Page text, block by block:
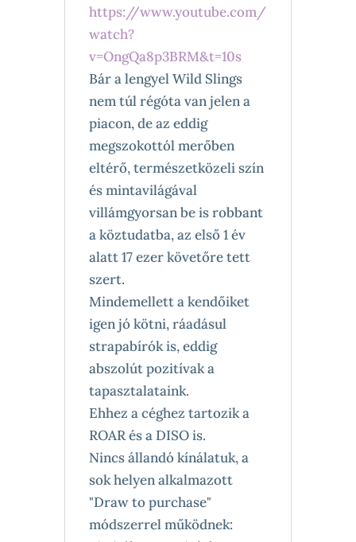
https://www.youtube.com/
watch?
v=OngQa8p3BRM&t=10s
Bár a lengyel Wild Slings
nem túl régóta van jelen a
piacon, de az eddig
megszokottól merőben
eltérő, természetközeli szín
és mintavilágával
villámgyorsan be is robbant
a köztudatba, az első 1 év
alatt 17 ezer követőre tett
szert.
Mindemellett a kendőiket
igen jó kötni, ráadásul
strapabírók is, eddig
abszolút pozitívak a
tapasztalataink.
Ehhez a céghez tartozik a
ROAR és a DISO is.
Nincs állandó kínálatuk, a
sok helyen alkalmazott
"Draw to purchase"
módszerrel működnek: